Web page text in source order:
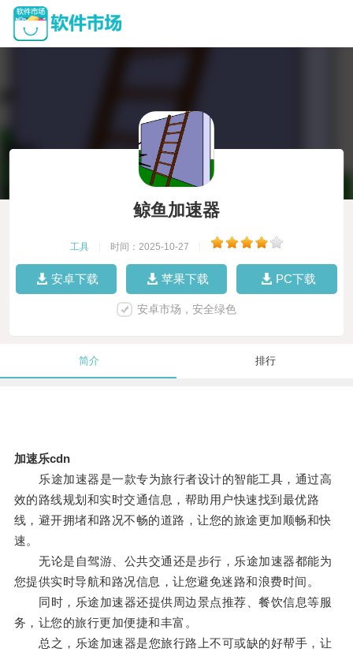
鲸鱼加速器
工具 时间：2025-10-27
安卓下载 苹果下载 PC下载
安卓市场，安全绿色
简介 排行
加速乐cdn
乐途加速器是一款专为旅行者设计的智能工具，通过高
效的路线规划和实时交通信息，帮助用户快速找到最优路
线，避开拥堵和路况不畅的道路，让您的旅途更加顺畅和快
速。
无论是自驾游、公共交通还是步行，乐途加速器都能为
您提供实时导航和路况信息，让您避免迷路和浪费时间。
同时，乐途加速器还提供周边景点推荐、餐饮信息等服
务，让您的旅行更加便捷和丰富。
总之，乐途加速器是您旅行路上不可或缺的好帮手，让